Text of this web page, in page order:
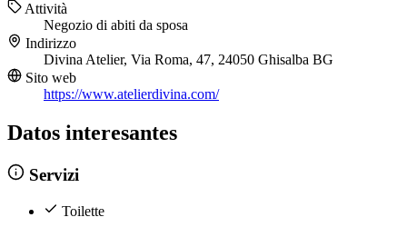
Attività
Negozio di abiti da sposa
Indirizzo
Divina Atelier, Via Roma, 47, 24050 Ghisalba BG
Sito web
https://www.atelierdivina.com/
Datos interesantes
Servizi
Toilette